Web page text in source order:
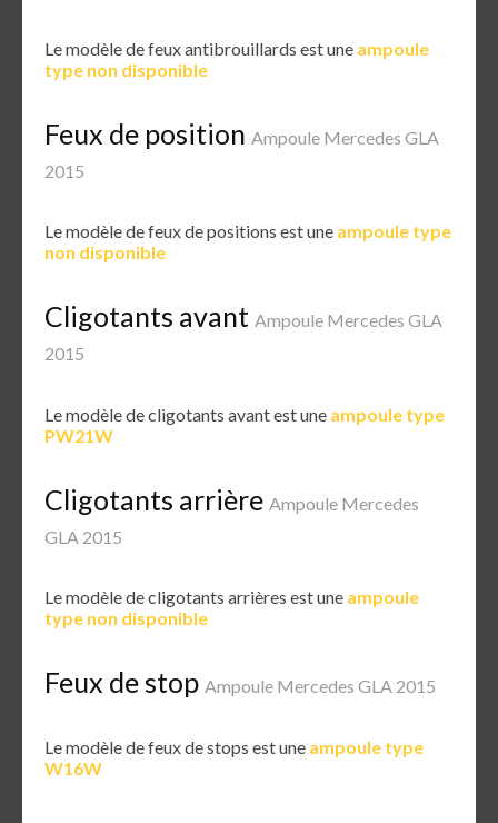
Le modèle de feux antibrouillards est une ampoule
type non disponible
Feux de position Ampoule Mercedes GLA
2015
Le modèle de feux de positions est une ampoule type
non disponible
Cligotants avant Ampoule Mercedes GLA
2015
Le modèle de cligotants avant est une ampoule type
PW21W
Cligotants arrière Ampoule Mercedes
GLA 2015
Le modèle de cligotants arrières est une ampoule
type non disponible
Feux de stop Ampoule Mercedes GLA 2015
Le modèle de feux de stops est une ampoule type
W16W